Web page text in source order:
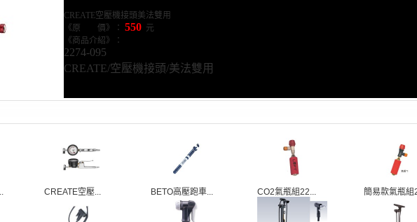
CREATE空壓機接頭美法雙用
《原 價》： 550 元
《商品介紹》：
2274-095
CREATE/空壓機接頭/美法雙用
CREATE空壓... BETO高壓跑車... CO2氣瓶組22... 簡易款氣瓶組